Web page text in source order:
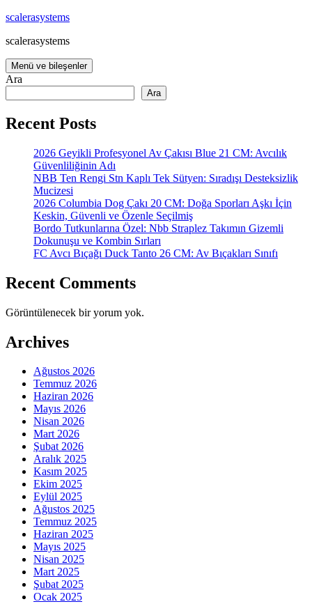
İçeriğe
scalerasystems
scalerasystems
Menü ve bileşenler
Ara
Ara
Recent Posts
2026 Geyikli Profesyonel Av Çakısı Blue 21 CM: Avcılık
Güvenliliğinin Adı
NBB Ten Rengi Stn Kaplı Tek Sütyen: Sıradışı Desteksizlik
Mucizesi
2026 Columbia Dog Çakı 20 CM: Doğa Sporları Aşkı İçin
Keskin, Güvenli ve Özenle Seçilmiş
Bordo Tutkunlarına Özel: Nbb Straplez Takımın Gizemli
Dokunuşu ve Kombin Sırları
FC Avcı Bıçağı Duck Tanto 26 CM: Av Bıçakları Sınıfı
Recent Comments
Görüntülenecek bir yorum yok.
Archives
Ağustos 2026
Temmuz 2026
Haziran 2026
Mayıs 2026
Nisan 2026
Mart 2026
Şubat 2026
Aralık 2025
Kasım 2025
Ekim 2025
Eylül 2025
Ağustos 2025
Temmuz 2025
Haziran 2025
Mayıs 2025
Nisan 2025
Mart 2025
Şubat 2025
Ocak 2025